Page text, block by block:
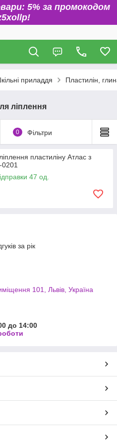
5% за промокодом
приладдя Пластилін,
ліплення
0 Фільтри
пластиліну Атлас з
47 од.
за рік
101, Львів, Україна
до 14:00